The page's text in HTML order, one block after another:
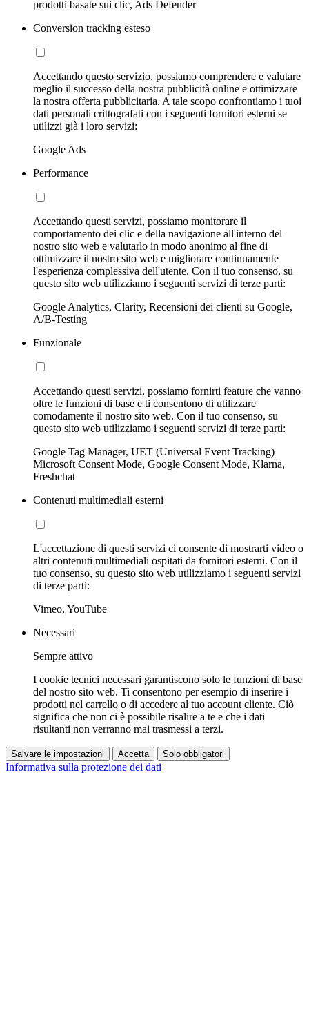
prodotti basate sui clic, Ads Defender
Conversion tracking esteso
Accettando questo servizio, possiamo comprendere e valutare
meglio il successo della nostra pubblicità online e ottimizzare
la nostra offerta pubblicitaria. A tale scopo confrontiamo i tuoi
dati personali crittografati con i seguenti fornitori esterni se
utilizzi già i loro servizi:
Google Ads
Performance
Accettando questi servizi, possiamo monitorare il
comportamento dei clic e della navigazione all'interno del
nostro sito web e valutarlo in modo anonimo al fine di
ottimizzare il nostro sito web e migliorare continuamente
l'esperienza complessiva dell'utente. Con il tuo consenso, su
questo sito web utilizziamo i seguenti servizi di terze parti:
Google Analytics, Clarity, Recensioni dei clienti su Google,
A/B-Testing
Funzionale
Accettando questi servizi, possiamo fornirti feature che vanno
oltre le funzioni di base e ti consentono di utilizzare
comodamente il nostro sito web. Con il tuo consenso, su
questo sito web utilizziamo i seguenti servizi di terze parti:
Google Tag Manager, UET (Universal Event Tracking)
Microsoft Consent Mode, Google Consent Mode, Klarna,
Freshchat
Contenuti multimediali esterni
L'accettazione di questi servizi ci consente di mostrarti video o
altri contenuti multimediali ospitati da fornitori esterni. Con il
tuo consenso, su questo sito web utilizziamo i seguenti servizi
di terze parti:
Vimeo, YouTube
Necessari
Sempre attivo
I cookie tecnici necessari garantiscono solo le funzioni di base
del nostro sito web. Ti consentono per esempio di inserire i
prodotti nel carrello o di accedere al tuo account cliente. Ciò
significa che non ci è possibile risalire a te e che i dati
risultanti non verranno mai trasmessi a terzi.
Salvare le impostazioni Accetta Solo obbligatori
Informativa sulla protezione dei dati